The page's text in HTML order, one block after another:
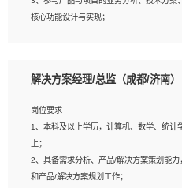
5、对技术有激情，喜欢钻研，能快速接
强，良好的沟通表达能力和团队协作能力。
核心功能设计与实现；
岗位要求：
1、全日制统招本科及以上学历，计算机
2、具有扎实的java编程功底和良好的编码
发经验和性能调优经验尤佳；熟悉JVM调
平台、云产品功能特性，熟练使用相关平
解决方案经理/总监（成都/济南）
岗位要求
1、本科及以上学历，计算机、数学、统计
上；
2、具备需求分析、产品/解决方案策划能
和产品/解决方案规划工作；